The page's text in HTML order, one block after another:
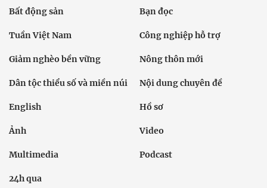
Bất động sản Bạn đọc
Tuần Việt Nam Công nghiệp hỗ trợ
Giảm nghèo bền vững Nông thôn mới
Dân tộc thiểu số và miền núi Nội dung chuyên đề
English Hồ sơ
Ảnh Video
Multimedia Podcast
24h qua